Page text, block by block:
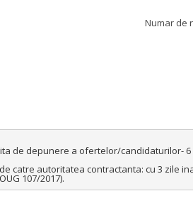
Numar de
de depunere a ofertelor/candidaturilor- 6
catre autoritatea contractanta: cu 3 zile
107/2017).